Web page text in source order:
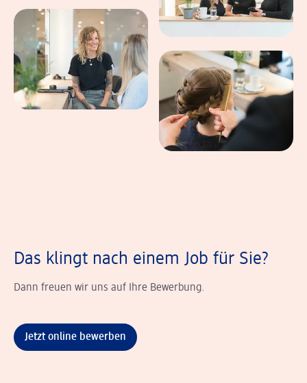
Das klingt nach einem Job für Sie?
Dann freuen wir uns auf Ihre Bewerbung.
Jetzt online bewerben